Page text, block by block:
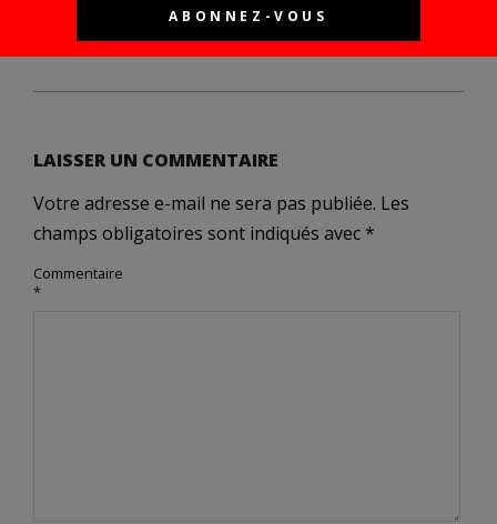
Fuji X100 vs X100vi : Retour à
Villefranche-sur-Mer, 12 ans plus tard
LAISSER UN COMMENTAIRE
Votre adresse e-mail ne sera pas publiée. Les
champs obligatoires sont indiqués avec *
Commentaire
*